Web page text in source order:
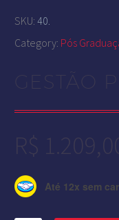
SKU: 40.
Category: Pós
GESTÃO
R$
Até 12x sem